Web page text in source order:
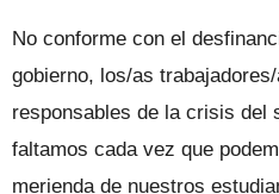
No conforme con el
gobierno, los/as
responsables de la crisis del
faltamos cada vez que
merienda de nuestros